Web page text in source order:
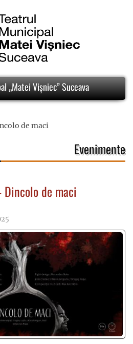
„Matei Vișniec” Suceava
de maci
Evenimente
de maci